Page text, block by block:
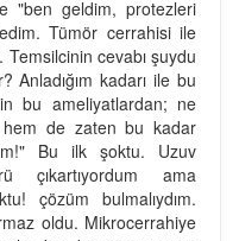
"ben geldim, protezleri
Tümör cerrahisi ile
Temsilcinin cevabı şuydu
kadarı ile bu
bu ameliyatlardan; ne
hem de zaten bu kadar
Bu ilk şoktu. Uzuv
çıkartıyordum ama
çözüm bulmalıydım.
oldu. Mikrocerrahiye